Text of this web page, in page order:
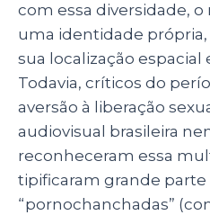
com essa diversidade,
uma identidade
sua localização
Todavia, críticos do
aversão à liberação
audiovisual brasileira
reconheceram essa
tipificaram grande
“pornochanchadas”